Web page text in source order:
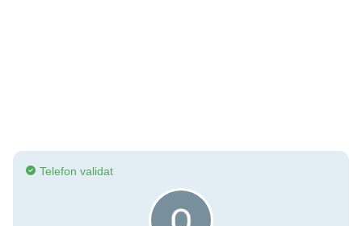
Telefon validat